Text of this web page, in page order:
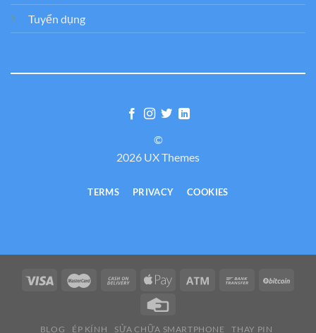
Tuyển dụng
©
2026 UX Themes
TERMS PRIVACY COOKIES
BLOG ÉP KÍNH SỬA CHỮA SMARTPHONE THAY PIN